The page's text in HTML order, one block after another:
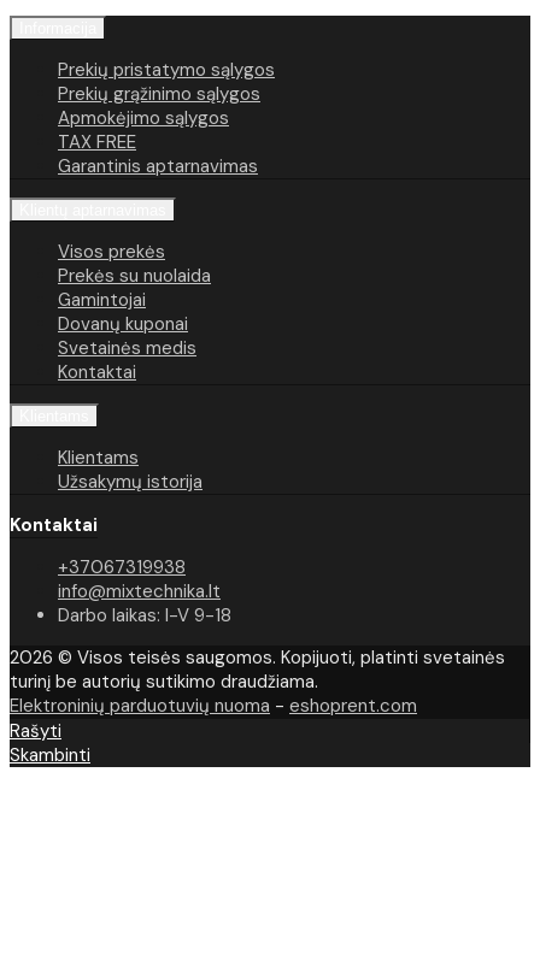
Prekių pristatymo sąlygos
Prekių grąžinimo sąlygos
Apmokėjimo sąlygos
TAX FREE
Garantinis aptarnavimas
Visos prekės
Prekės su nuolaida
Gamintojai
Dovanų kuponai
Svetainės medis
Kontaktai
Klientams
Užsakymų istorija
Kontaktai
+37067319938
info@mixtechnika.lt
Darbo laikas: I-V 9-18
2026 © Visos teisės saugomos. Kopijuoti, platinti svetainės
turinį be autorių sutikimo draudžiama.
Elektroninių parduotuvių nuoma - eshoprent.com
Rašyti
Skambinti